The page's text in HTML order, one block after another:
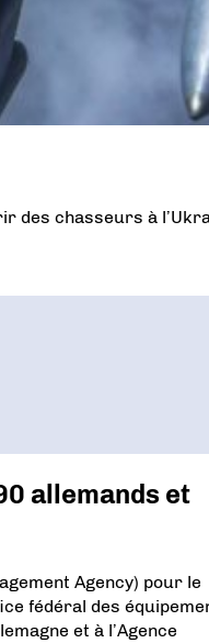
des chasseurs à
allemands et
Agency) pour le
fédéral des
et à l’Agence